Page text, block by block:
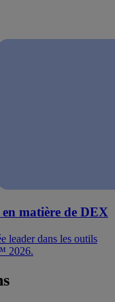
matière de DEX
leader dans les outils
2026.